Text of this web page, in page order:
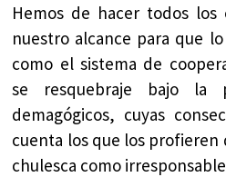
Hemos de hacer todos los
nuestro alcance para que
como el sistema de
se resquebraje bajo la
demagógicos, cuyas
cuenta los que los
chulesca como